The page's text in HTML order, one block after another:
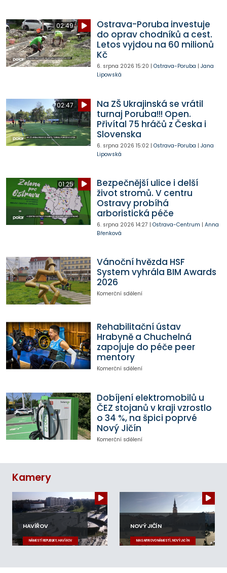
02:49
Ostrava-Poruba investuje
do oprav chodníků a cest.
Letos vyjdou na 60 milionů
Kč
6. srpna 2026 15:20 | Ostrava-Poruba | Jana
Lipowská
02:47
Na ZŠ Ukrajinská se vrátil
turnaj Poruba!!! Open.
Přivítal 75 hráčů z Česka i
Slovenska
6. srpna 2026 15:02| Ostrava-Poruba | Jana
Lipowská
01:25
Bezpečnější ulice i delší
život stromů. V centru
Ostravy probíhá
arboristická péče
6. srpna 2026 14:27 | Ostrava-Centrum | Anna
Břenková
Vánoční hvězda HSF
System vyhrála BIM Awards
2026
Komerční sdělení
Rehabilitační ústav
Hrabyně a Chuchelná
zapojuje do péče peer
mentory
Komerční sdělení
Dobíjení elektromobilů u
ČEZ stojanů v kraji vzrostlo
o 34 %, na špici poprvé
Nový Jičín
Komerční sdělení
Kamery
HAVÍŘOV
NÁMĚSTÍ REPUBLIKY, HAVÍŘOV
NOVÝ JIČÍN
MASARYKOVO NÁMĚSTÍ, NOVÝ JIČÍN